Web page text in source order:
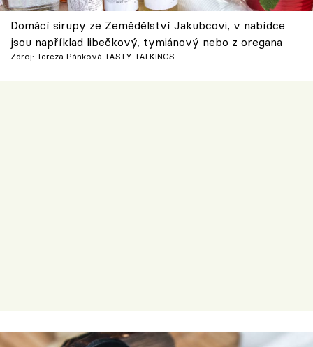
Domácí sirupy ze Zemědělství Jakubcovi, v nabídce
jsou například libečkový, tymiánový nebo z oregana
Zdroj: Tereza Pánková TASTY TALKINGS